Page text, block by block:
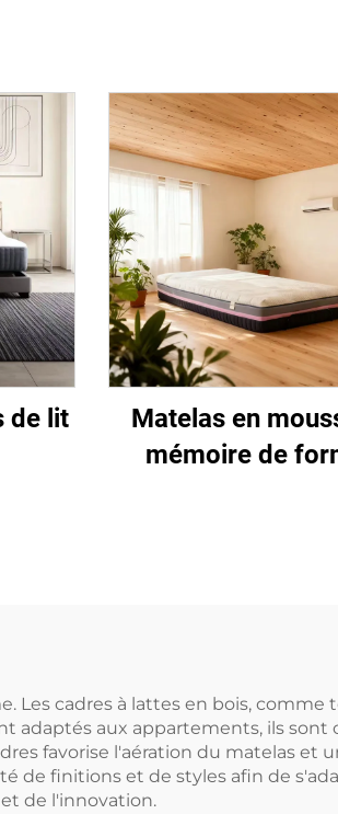
de lit
Matelas en
mémoire de
Les cadres à lattes en bois, comme
adaptés aux appartements, ils sont
favorise l'aération du matelas et
de finitions et de styles afin de
de l'innovation.